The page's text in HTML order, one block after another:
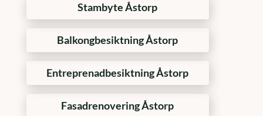
Stambyte Åstorp
Balkongbesiktning Åstorp
Entreprenadbesiktning Åstorp
Fasadrenovering Åstorp